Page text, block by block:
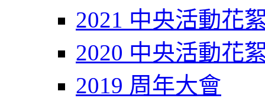
2021 中央活動花
2020 中央活動花
2019 周年大會